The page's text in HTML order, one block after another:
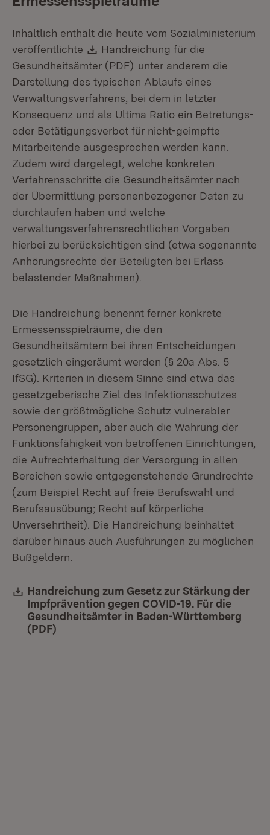
Inhaltlich enthält die heute vom Sozialministerium
veröffentlichte
Download:
Handreichung für die
Gesundheitsämter (PDF) (Öffnet in neuem Fenster)
unter anderem die
Darstellung des typischen Ablaufs eines
Verwaltungsverfahrens, bei dem in letzter
Konsequenz und als Ultima Ratio ein Betretungs-
oder Betätigungsverbot für nicht-geimpfte
Mitarbeitende ausgesprochen werden kann.
Zudem wird dargelegt, welche konkreten
Verfahrensschritte die Gesundheitsämter nach
der Übermittlung personenbezogener Daten zu
durchlaufen haben und welche
verwaltungsverfahrensrechtlichen Vorgaben
hierbei zu berücksichtigen sind (etwa sogenannte
Anhörungsrechte der Beteiligten bei Erlass
belastender Maßnahmen).
Die Handreichung benennt ferner konkrete
Ermessensspielräume, die den
Gesundheitsämtern bei ihren Entscheidungen
gesetzlich eingeräumt werden (§ 20a Abs. 5
IfSG). Kriterien in diesem Sinne sind etwa das
gesetzgeberische Ziel des Infektionsschutzes
sowie der größtmögliche Schutz vulnerabler
Personengruppen, aber auch die Wahrung der
Funktionsfähigkeit von betroffenen Einrichtungen,
die Aufrechterhaltung der Versorgung in allen
Bereichen sowie entgegenstehende Grundrechte
(zum Beispiel Recht auf freie Berufswahl und
Berufsausübung; Recht auf körperliche
Unversehrtheit). Die Handreichung beinhaltet
darüber hinaus auch Ausführungen zu möglichen
Bußgeldern.
Download:
Handreichung zum Gesetz zur Stärkung der
Impfprävention gegen COVID-19. Für die
Gesundheitsämter in Baden-Württemberg
(PDF)